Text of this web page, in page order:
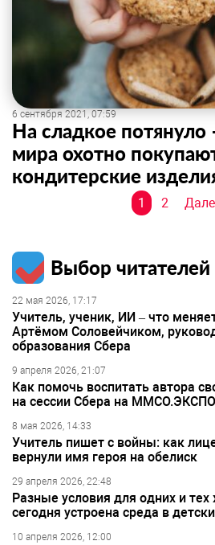
6 сентября 2021, 07:59
На сладкое потянуло
мира охотно
кондитерские
1 2
Выбор читателей
22 мая 2026, 17:17
Учитель, ученик, ИИ – что
Артёмом Соловейчиком,
образования Сбера
9 апреля 2026, 21:07
Как помочь воспитать автора
на сессии Сбера на
8 мая 2026, 14:33
Учитель пишет с войны: как
вернули имя героя на обелиск
29 апреля 2026, 22:48
Разные условия для одних и
сегодня устроена среда в
10 апреля 2026, 12:00